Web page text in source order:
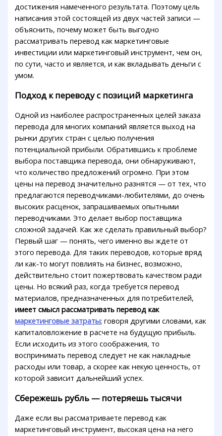
достижения намеченного результата. Поэтому цель
написания этой состоящей из двух частей записи —
объяснить, почему может быть выгодно
рассматривать перевод как маркетинговые
инвестиции или маркетинговый инструмент, чем он,
по сути, часто и является, и как вкладывать деньги с
умом.
Подход к переводу с позиций маркетинга
Одной из наиболее распространенных целей заказа
перевода для многих компаний является выход на
рынки других стран с целью получения
потенциальной прибыли. Обратившись к проблеме
выбора поставщика перевода, они обнаруживают,
что количество предложений огромно. При этом
цены на перевод значительно разнятся — от тех, что
предлагаются переводчиками-любителями, до очень
высоких расценок, запрашиваемых опытными
переводчиками. Это делает выбор поставщика
сложной задачей. Как же сделать правильный выбор?
Первый шаг — понять, чего именно вы ждете от
этого перевода. Для таких переводов, которые вряд
ли как-то могут повлиять на бизнес, возможно,
действительно стоит пожертвовать качеством ради
цены. Но всякий раз, когда требуется перевод
материалов, предназначенных для потребителей,
имеет смысл рассматривать перевод как
маркетинговые затраты; говоря другими словами, как
капиталовложение в расчете на будущую прибыль.
Если исходить из этого соображения, то
воспринимать перевод следует не как накладные
расходы или товар, а скорее как некую ценность, от
которой зависит дальнейший успех.
Сбережешь рубль — потеряешь тысячи
Даже если вы рассматриваете перевод как
маркетинговый инструмент, высокая цена на него